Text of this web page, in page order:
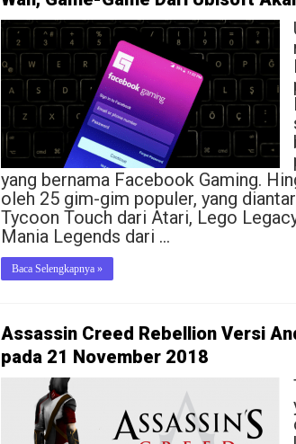
yang bernama Facebook Gaming.
oleh 25 gim-gim populer, yang
Tycoon Touch dari Atari, Lego
Mania Legends dari …
Baca Selengkapnya »
Assassin Creed Rebellion Versi
pada 21 November 2018